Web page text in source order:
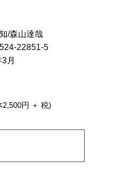
/森山達哉
22851-5
月
2,500円 ＋ 税)